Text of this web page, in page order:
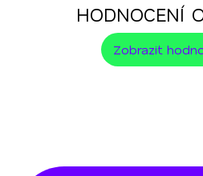
HODNOCENÍ
Zobrazit